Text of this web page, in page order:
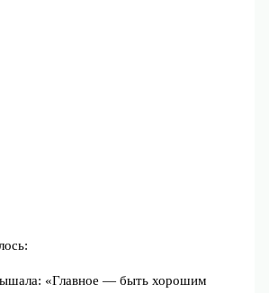
«Главное — быть хорошим